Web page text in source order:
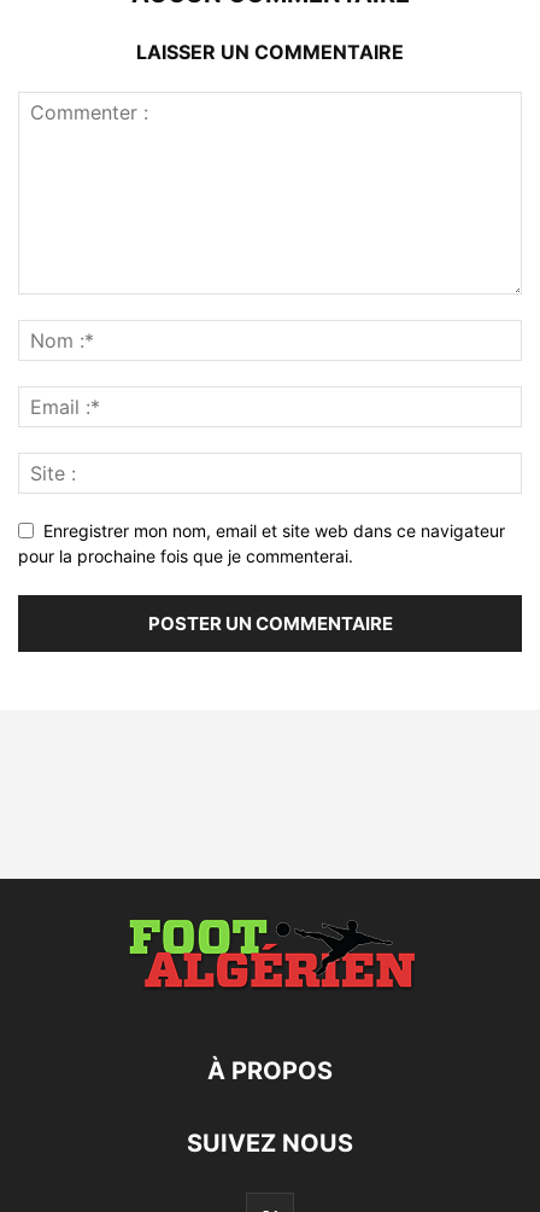
LAISSER UN COMMENTAIRE
Enregistrer mon nom, email et site web dans ce navigateur
pour la prochaine fois que je commenterai.
À PROPOS
SUIVEZ NOUS